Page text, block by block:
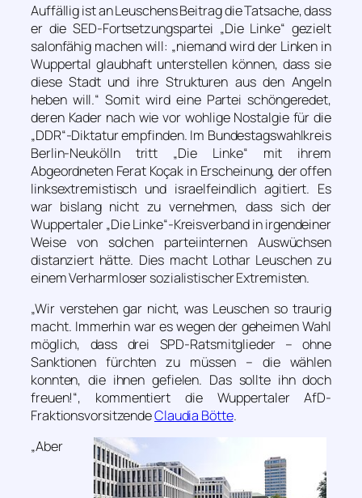
Auffällig ist an Leuschens Beitrag die Tatsache, dass
er die SED-Fortsetzungspartei „Die Linke“ gezielt
salonfähig machen will: „niemand wird der Linken in
Wuppertal glaubhaft unterstellen können, dass sie
diese Stadt und ihre Strukturen aus den Angeln
heben will.“ Somit wird eine Partei schöngeredet,
deren Kader nach wie vor wohlige Nostalgie für die
„DDR“-Diktatur empfinden. Im Bundestagswahlkreis
Berlin-Neukölln tritt „Die Linke“ mit ihrem
Abgeordneten Ferat Koçak in Erscheinung, der offen
linksextremistisch und israelfeindlich agitiert. Es
war bislang nicht zu vernehmen, dass sich der
Wuppertaler „Die Linke“-Kreisverband in irgendeiner
Weise von solchen parteiinternen Auswüchsen
distanziert hätte. Dies macht Lothar Leuschen zu
einem Verharmloser sozialistischer Extremisten.
„Wir verstehen gar nicht, was Leuschen so traurig
macht. Immerhin war es wegen der geheimen Wahl
möglich, dass drei SPD-Ratsmitglieder – ohne
Sanktionen fürchten zu müssen – die wählen
konnten, die ihnen gefielen. Das sollte ihn doch
freuen!“, kommentiert die Wuppertaler AfD-
FraktionsvorsitzendeClaudia Bötte.
„Aber